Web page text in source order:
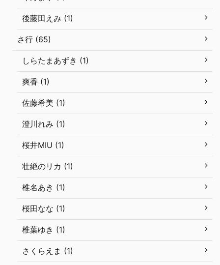
後藤田えみ (1)
さ行 (65)
しらたまあずき (1)
爽香 (1)
佐藤希美 (1)
澄川れみ (1)
桜井MIU (1)
壮絶のリカ (1)
椎名あき (1)
桜田なな (1)
椎葉ゆき (1)
さくらえま (1)